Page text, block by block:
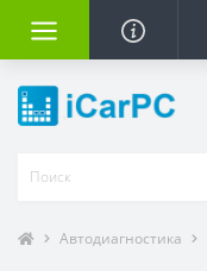
Автодиагностика